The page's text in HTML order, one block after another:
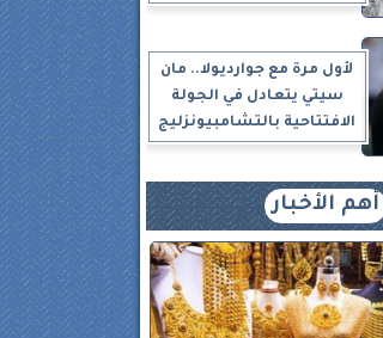
لأول مرة مع جوارديولا.. مان
سيتي يتعادل في الجولة
الافتتاحية بالتشامبيونزليج
أهم الأخبار